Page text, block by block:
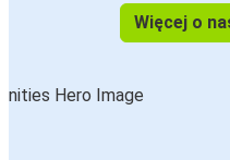
Więcej o